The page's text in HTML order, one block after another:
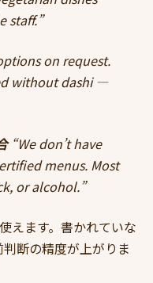
staff.”
on request.
without dashi —
“We don’t have
menus. Most
or alcohol.”
えます。書かれていな
断の精度が上がりま